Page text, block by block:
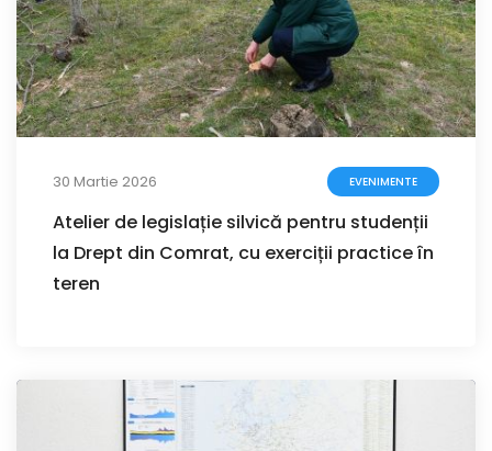
30 Martie 2026 EVENIMENTE
Atelier de legislație silvică pentru studenții
la Drept din Comrat, cu exerciții practice în
teren